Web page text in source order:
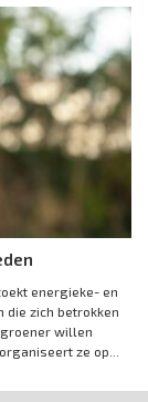
energieke- en
die zich betrokken
willen
ze op...